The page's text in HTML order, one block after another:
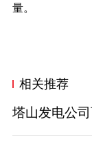
量。
相关推荐
塔山发电公